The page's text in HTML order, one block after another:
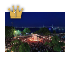
1